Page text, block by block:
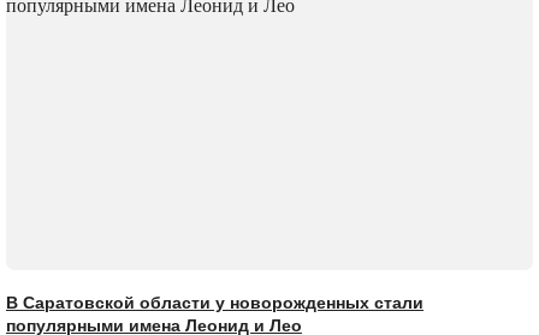
В Саратовской области у новорожденных стали
популярными имена Леонид и Лео